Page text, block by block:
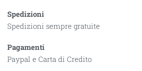
Spedizioni
Spedizioni sempre gratuite
Pagamenti
Paypal e Carta di Credito